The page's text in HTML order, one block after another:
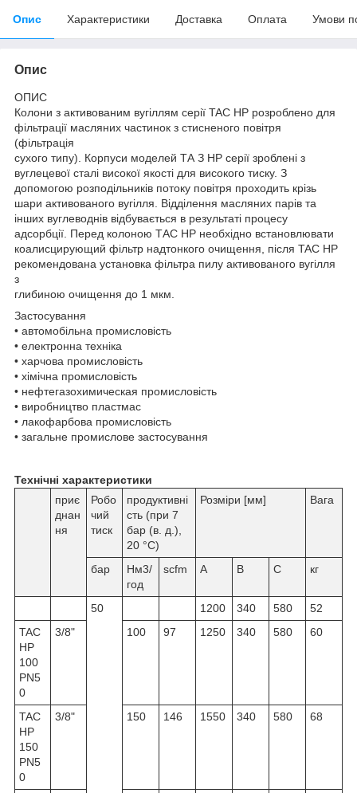
Опис Характеристики Доставка Оплата Умови
Опис
ОПИС
Колони з активованим вугіллям серії TAC HP розроблено для
фільтрації масляних частинок з стисненого повітря
(фільтрація
сухого типу). Корпуси моделей ТА З HP серії зроблені з
вуглецевої сталі високої якості для високого тиску. З
допомогою розподільників потоку повітря проходить крізь
шари активованого вугілля. Відділення масляних парів та
інших вуглеводнів відбувається в результаті процесу
адсорбції. Перед колоною ТАС HP необхідно встановлювати
коалисцирующий фільтр надтонкого очищення, після TAC HP
рекомендована установка фільтра пилу активованого вугілля
з
глибиною очищення до 1 мкм.
Застосування
• автомобільна промисловість
• електронна техніка
• харчова промисловість
• хімічна промисловість
• нефтегазохимическая промисловість
• виробництво пластмас
• лакофарбова промисловість
• загальне промислове застосування
Технічні характеристики
приє
днан
ня
Робо
чий
тиск
продуктивні
сть (при 7
бар (в. д.),
20 °C)
Розміри [мм] Вага
бар
Нм3/
год
scfm A B C кг
50 1200 340 580
52
TAC
HP
100
PN5
0
3/8" 100 97 1250 340 580 60
TAC
HP
150
PN5
0
3/8" 150 146 1550 340 580 68